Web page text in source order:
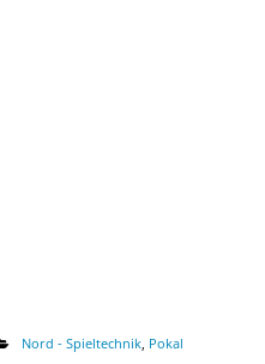
Nord - Spieltechnik Pokal